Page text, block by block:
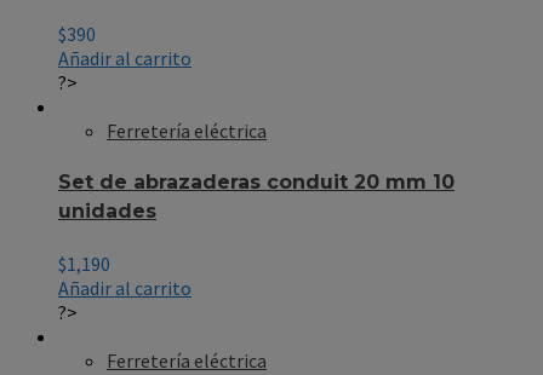
$390
Añadir al carrito
?>
Ferretería eléctrica
Set de abrazaderas conduit 20 mm 10
unidades
$1,190
Añadir al carrito
?>
Ferretería eléctrica